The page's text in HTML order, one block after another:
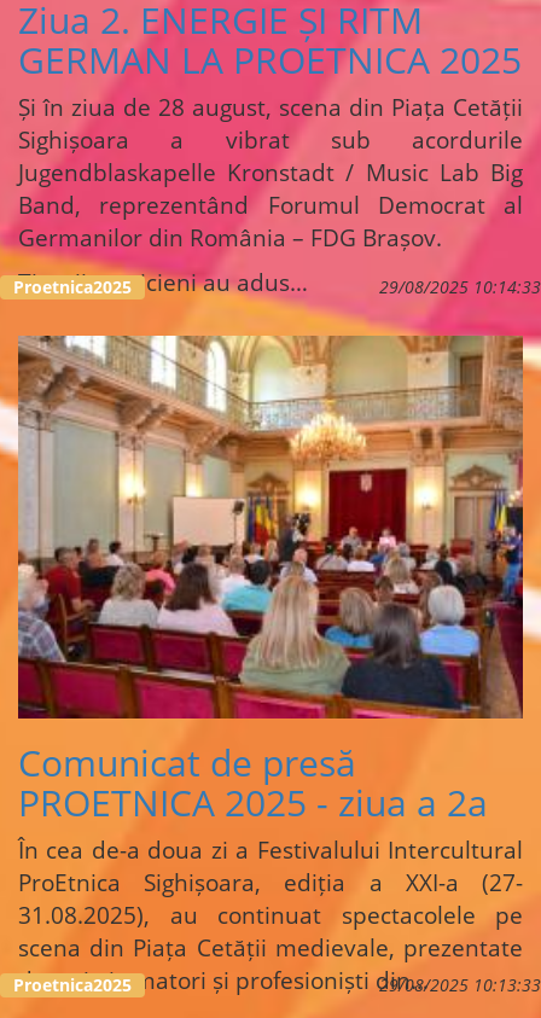
Ziua 2. ENERGIE ȘI RITM
GERMAN LA PROETNICA 2025
Și în ziua de 28 august, scena din Piața Cetății
Sighișoara a vibrat sub acordurile
Jugendblaskapelle Kronstadt / Music Lab Big
Band, reprezentând Forumul Democrat al
Germanilor din România – FDG Brașov.
Tinerii muzicieni au adus…
29/08/2025 10:14:33
Proetnica2025
Comunicat de presă
PROETNICA 2025 - ziua a 2a
În cea de-a doua zi a Festivalului Intercultural
ProEtnica Sighișoara, ediția a XXI-a (27-
31.08.2025), au continuat spectacolele pe
scena din Piața Cetății medievale, prezentate
de artiști amatori și profesioniști din…29/08/2025 10:13:33
Proetnica2025